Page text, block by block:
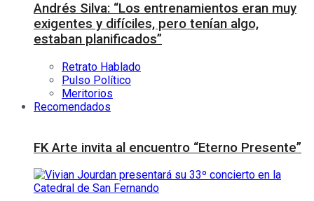
Andrés Silva: “Los entrenamientos eran muy
exigentes y difíciles, pero tenían algo,
estaban planificados”
Retrato Hablado
Pulso Político
Meritorios
Recomendados
FK Arte invita al encuentro “Eterno Presente”